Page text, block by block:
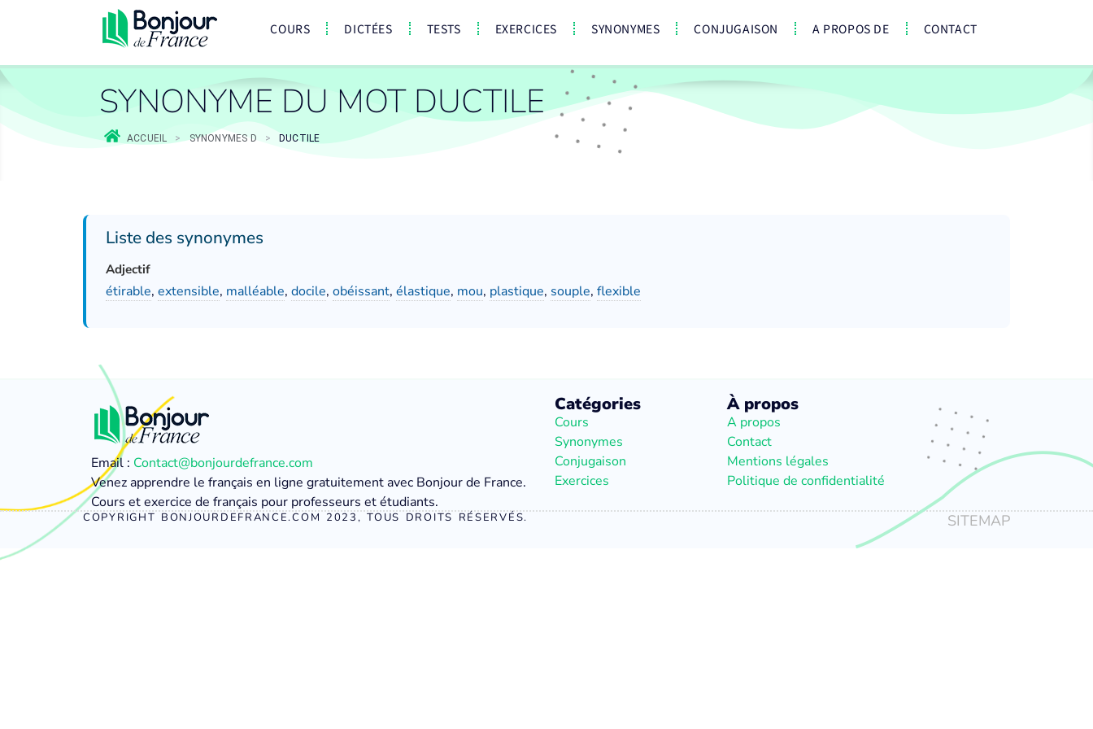
COURS DICTÉES TESTS EXERCICES SYNONYMES CONJUGAISON A PROPOS DE CONTACT
SYNONYME DU MOT DUCTILE
ACCUEIL > SYNONYMES D > DUCTILE
Liste des synonymes
Adjectif
étirable, extensible, malléable, docile, obéissant, élastique, mou, plastique, souple, flexible
Email : Contact@bonjourdefrance.com
Venez apprendre le français en ligne gratuitement avec Bonjour de France.
Cours et exercice de français pour professeurs et étudiants.
Catégories
Cours
Synonymes
Conjugaison
Exercices
À propos
A propos
Contact
Mentions légales
Politique de confidentialité
COPYRIGHT BONJOURDEFRANCE.COM 2023, TOUS DROITS RÉSERVÉS. SITEMAP